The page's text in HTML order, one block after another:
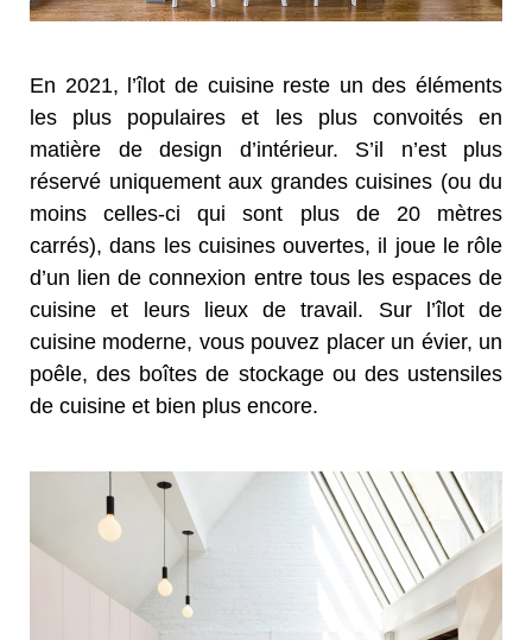
En 2021, l’îlot de cuisine reste un des éléments
les plus populaires et les plus convoités en
matière de design d’intérieur. S’il n’est plus
réservé uniquement aux grandes cuisines (ou du
moins celles-ci qui sont plus de 20 mètres
carrés), dans les cuisines ouvertes, il joue le rôle
d’un lien de connexion entre tous les espaces de
cuisine et leurs lieux de travail. Sur l’îlot de
cuisine moderne, vous pouvez placer un évier, un
poêle, des boîtes de stockage ou des ustensiles
de cuisine et bien plus encore.